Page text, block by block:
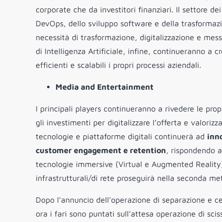
corporate che da investitori finanziari. Il settore
DevOps, dello sviluppo software e della
necessità di trasformazione, digitalizzazione e
di Intelligenza Artificiale, infine, continueranno a
efficienti e scalabili i propri processi aziendali.
Media and Entertainment
I principali players continueranno a rivedere le
gli investimenti per digitalizzare l’offerta e
tecnologie e piattaforme digitali continuerà ad
customer engagement e retention, rispondendo
tecnologie immersive (Virtual e Augmented
infrastrutturali/di rete proseguirà nella seconda
Dopo l’annuncio dell’operazione di separazione
ora i fari sono puntati sull’attesa operazione di